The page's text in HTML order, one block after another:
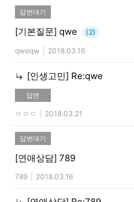
답변대기
[기본질문] qwe (2)
qweqw 2018.03.16
[인생고민] Re:qwe
답변
ㅇㅇㅇ 2018.03.21
답변대기
[연애상담] 789
789 2018.03.16